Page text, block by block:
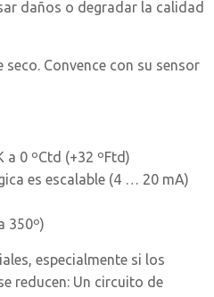
daños o degradar la calidad
Convence con su sensor
0 ºCtd (+32 ºFtd)
es escalable (4 … 20 mA)
350º)
especialmente si los
reducen: Un circuito de